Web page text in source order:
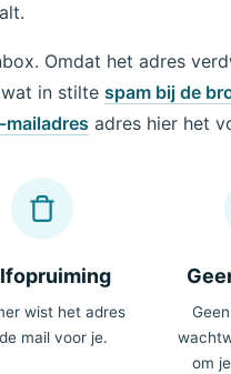
Omdat het adres
in stilte spam bij de
adres hier het
wist het adres
mail voor je.
om